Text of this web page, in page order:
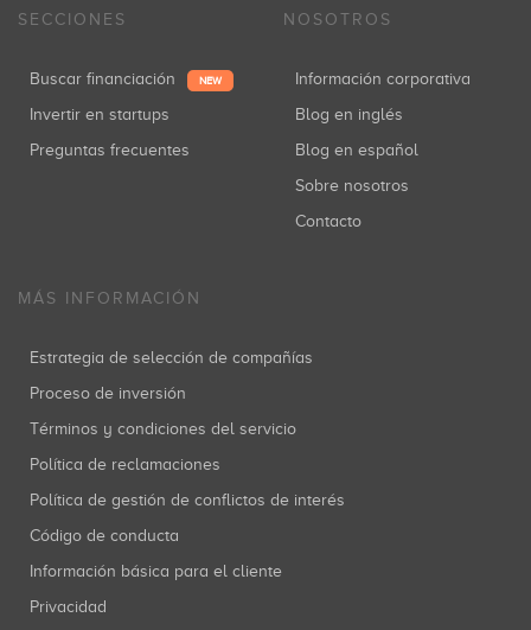
SECCIONES
Buscar financiación NEW
Invertir en startups
Preguntas frecuentes
NOSOTROS
Información corporativa
Blog en inglés
Blog en español
Sobre nosotros
Contacto
MÁS INFORMACIÓN
Estrategia de selección de compañías
Proceso de inversión
Términos y condiciones del servicio
Política de reclamaciones
Política de gestión de conflictos de interés
Código de conducta
Información básica para el cliente
Privacidad